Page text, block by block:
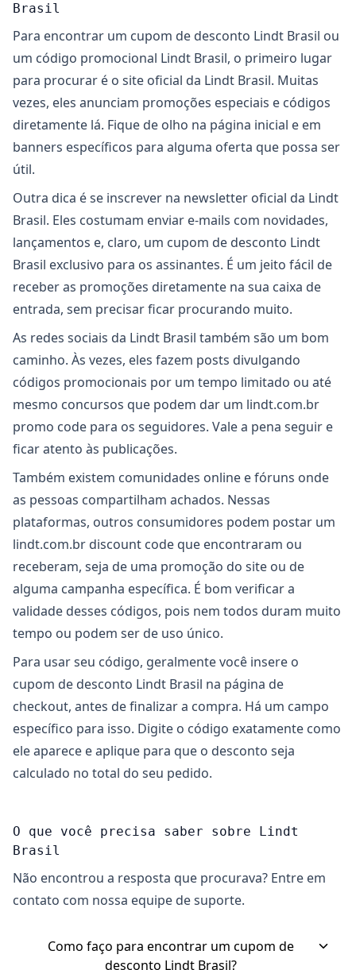
Brasil
Para encontrar um cupom de desconto Lindt Brasil ou
um código promocional Lindt Brasil, o primeiro lugar
para procurar é o site oficial da Lindt Brasil. Muitas
vezes, eles anunciam promoções especiais e códigos
diretamente lá. Fique de olho na página inicial e em
banners específicos para alguma oferta que possa ser
útil.
Outra dica é se inscrever na newsletter oficial da Lindt
Brasil. Eles costumam enviar e-mails com novidades,
lançamentos e, claro, um cupom de desconto Lindt
Brasil exclusivo para os assinantes. É um jeito fácil de
receber as promoções diretamente na sua caixa de
entrada, sem precisar ficar procurando muito.
As redes sociais da Lindt Brasil também são um bom
caminho. Às vezes, eles fazem posts divulgando
códigos promocionais por um tempo limitado ou até
mesmo concursos que podem dar um lindt.com.br
promo code para os seguidores. Vale a pena seguir e
ficar atento às publicações.
Também existem comunidades online e fóruns onde
as pessoas compartilham achados. Nessas
plataformas, outros consumidores podem postar um
lindt.com.br discount code que encontraram ou
receberam, seja de uma promoção do site ou de
alguma campanha específica. É bom verificar a
validade desses códigos, pois nem todos duram muito
tempo ou podem ser de uso único.
Para usar seu código, geralmente você insere o
cupom de desconto Lindt Brasil na página de
checkout, antes de finalizar a compra. Há um campo
específico para isso. Digite o código exatamente como
ele aparece e aplique para que o desconto seja
calculado no total do seu pedido.
O que você precisa saber sobre Lindt
Brasil
Não encontrou a resposta que procurava? Entre em
contato com nossa equipe de suporte.
Como faço para encontrar um cupom de
desconto Lindt Brasil?